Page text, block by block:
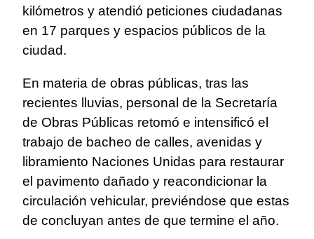
kilómetros y atendió peticiones ciudadanas
en 17 parques y espacios públicos de la
ciudad.
En materia de obras públicas, tras las
recientes lluvias, personal de la Secretaría
de Obras Públicas retomó e intensificó el
trabajo de bacheo de calles, avenidas y
libramiento Naciones Unidas para restaurar
el pavimento dañado y reacondicionar la
circulación vehicular, previéndose que estas
de concluyan antes de que termine el año.